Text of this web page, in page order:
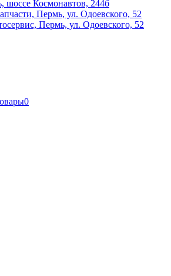
шоссе Космонавтов, 244б
Пермь, ул. Одоевского, 52
Пермь, ул. Одоевского, 52
0